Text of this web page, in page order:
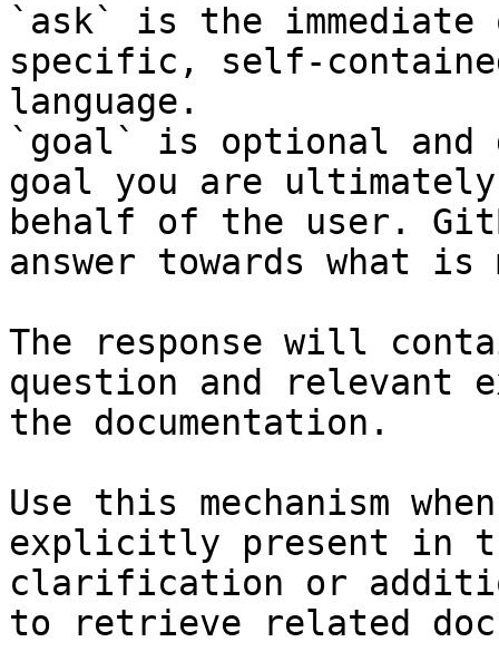
`ask` is the
specific, self-
language.
`goal` is optional and
goal you are
behalf of the user.
answer towards what
The response will
question and relevant
the documentation.
Use this mechanism
explicitly present in
clarification or